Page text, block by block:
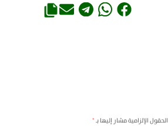
الحقول الإلزامية مشار إليها بـ*